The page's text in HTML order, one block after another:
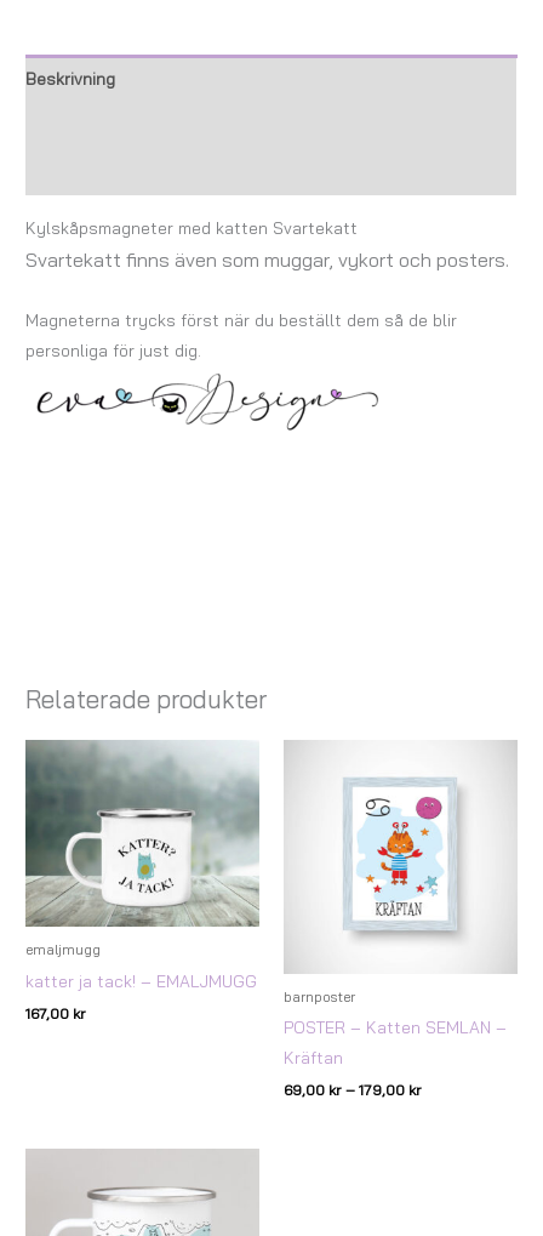
Beskrivning
Kylskåpsmagneter med katten Svartekatt
Svartekatt finns även som muggar, vykort och posters.
Magneterna trycks först när du beställt dem så de blir
personliga för just dig.
Relaterade produkter
emaljmugg
katter ja tack! – EMALJMUGG
167,00 kr
barnposter
POSTER – Katten SEMLAN –
Kräftan
69,00 kr – 179,00 kr
till
179,00 kr